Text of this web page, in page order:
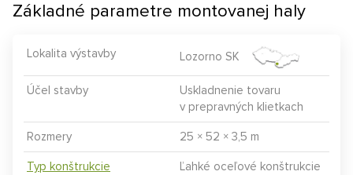
Základné parametre montovanej haly
Lokalita výstavby Lozorno SK
Účel stavby
Uskladnenie tovaru
v prepravných klietkach
Rozmery 25 × 52 × 3,5 m
Typ konštrukcie
Ľahké oceľové konštrukcie